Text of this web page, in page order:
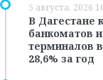
5 августа, 2026
В Дагестане
банкоматов и
терминалов
28,6% за год